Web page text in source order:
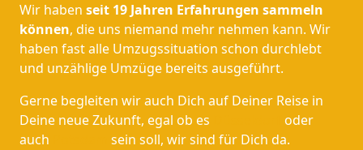
Wir haben seit 19 Jahren Erfahrungen sammeln
können, die uns niemand mehr nehmen kann. Wir
haben fast alle Umzugssituation schon durchlebt
und unzählige Umzüge bereits ausgeführt.
Gerne begleiten wir auch Dich auf Deiner Reise in
Deine neue Zukunft, egal ob es
oder
auch
sein soll, wir sind für Dich da.